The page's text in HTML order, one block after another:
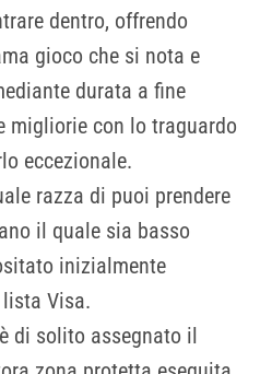
dentro, offrendo
gioco che si nota e
durata a fine
migliorie con lo traguardo
eccezionale.
razza di puoi prendere
il quale sia basso
inizialmente
Visa.
di solito assegnato il